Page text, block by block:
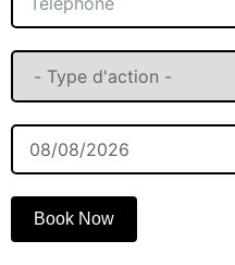
Book Now